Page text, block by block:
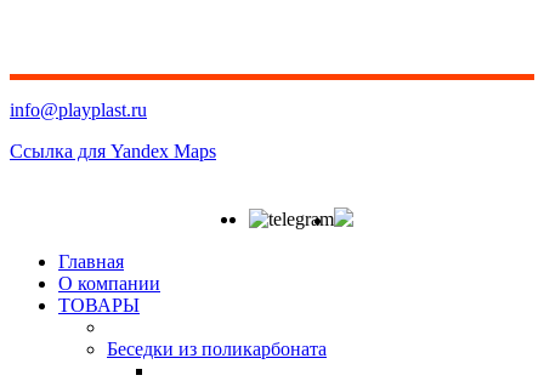
info@playplast.ru
Ссылка для Yandex Maps
Главная
О компании
ТОВАРЫ
Беседки из поликарбоната